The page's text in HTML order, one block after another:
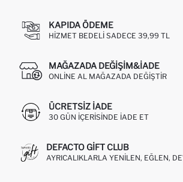
KAPIDA ÖDEME
HIZMET BEDELI SADECE 39,99 TL
MAĞAZADA DEĞIŞIM&İADE
ONLINE AL MAĞAZADA DEĞIŞTIR
ÜCRETSIZ IADE
30 GÜN IÇERISINDE IADE ET
DEFACTO GIFT CLUB
AYRICALIKLARLA YENILEN, EĞLEN,